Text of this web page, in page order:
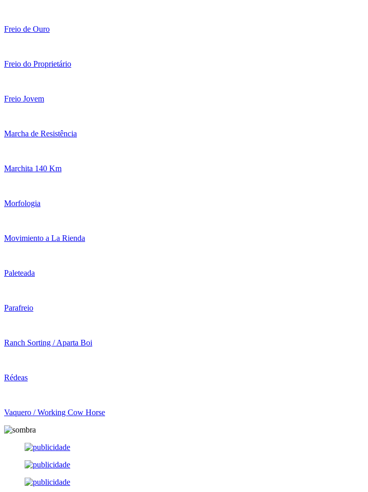
Freio de Ouro
Freio do Proprietário
Freio Jovem
Marcha de Resistência
Marchita 140 Km
Morfologia
Movimiento a La Rienda
Paleteada
Parafreio
Ranch Sorting / Aparta Boi
Rédeas
Vaquero / Working Cow Horse